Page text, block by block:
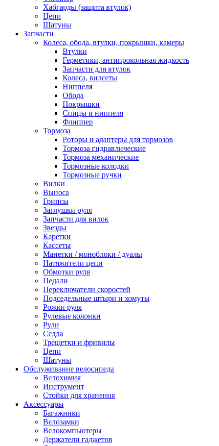
Хабгарды (защита втулок)
Цепи
Шатуны
Запчасти
Колеса, обода, втулки, покрышки, камеры
Втулки
Герметики, антипрокольная жидкость
Запчасти для втулок
Колеса, вилсеты
Ниппеля
Обода
Покрышки
Спицы и ниппеля
Флиппер
Тормоза
Роторы и адаптеры для тормозов
Тормоза гидравлические
Тормоза механические
Тормозные колодки
Тормозные ручки
Вилки
Выноса
Грипсы
Заглушки руля
Запчасти для вилок
Звезды
Каретки
Кассеты
Манетки / моноблоки / дуалы
Натяжители цепи
Обмотки руля
Педали
Переключатели скоростей
Подседельные штыри и хомуты
Рожки руля
Рулевые колонки
Рули
Седла
Трещетки и фривилы
Цепи
Шатуны
Обслуживание велосипеда
Велохимия
Инструмент
Стойки для хранения
Аксессуары
Багажники
Велозамки
Велокомпьютеры
Держатели гаджетов